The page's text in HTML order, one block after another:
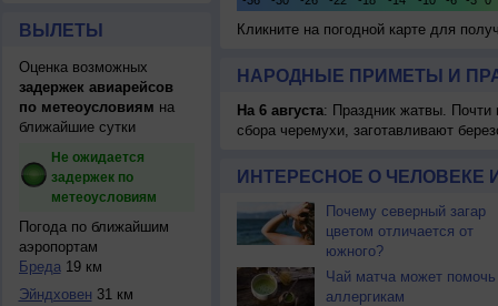
ВЫЛЕТЫ
Оценка возможных
задержек авиарейсов
по метеоусловиям на
ближайшие сутки
Не ожидается
задержек по
метеоусловиям
Погода по ближайшим
аэропортам
Бреда19 км
Эйндховен 31 км
Кликните на погодной карте для
НАРОДНЫЕ ПРИМЕТЫ И
На 6 августа: Праздник жатвы. Почти
сбора черемухи, заготавливают
ИНТЕРЕСНОЕ О ЧЕЛОВЕКЕ
Почему северный загар
цветом отличается от
южного?
Чай матча может помочь
аллергикам